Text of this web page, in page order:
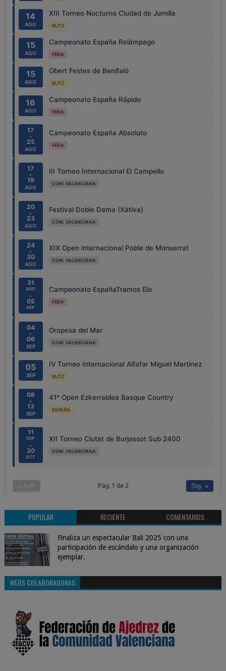
14
AGO
XIII Torneo Nocturno Ciudad de Jumilla
BLITZ
15
AGO
Campeonato España Relámpago
FEDA
15
AGO
Obert Festes de Benifaió
BLITZ
16
AGO
Campeonato España Rápido
FEDA
17
↓
25
AGO
Campeonato España Absoluto
FEDA
17
↓
19
AGO
III Torneo Internacional El Campello
COM. VALENCIANA
20
↓
23
AGO
Festival Doble Dama (Xàtiva)
COM. VALENCIANA
24
↓
30
AGO
XIX Open internacional Poble de Monserrat
COM. VALENCIANA
31
AGO
↓
05
SEP
Campeonato EspañaTramos Elo
FEDA
04
↓
06
SEP
Oropesa del Mar
COM. VALENCIANA
05
SEP
IV Torneo Internacional Alfafar Miguel Martínez
BLITZ
08
↓
13
SEP
41º Open Ezkerraldea Basque Country
ESPAÑA
11
SEP
↓
30
OCT
XII Torneo Ciutat de Burjassot Sub 2400
COM. VALENCIANA
« Ant. Pág. 1 de 2 Sig. »
POPULAR RECIENTE COMENTARIOS
Finaliza un espectacular Bali 2025 con una
participación de escándalo y una organización
ejemplar.
WEBS COLABORADORAS